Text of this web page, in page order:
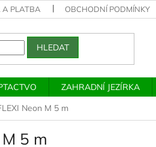
A PLATBA OBCHODNÍ PODMÍNKY
HLEDAT
ZAHRADNÍ JEZÍRKA
Neon M 5 m
5 m